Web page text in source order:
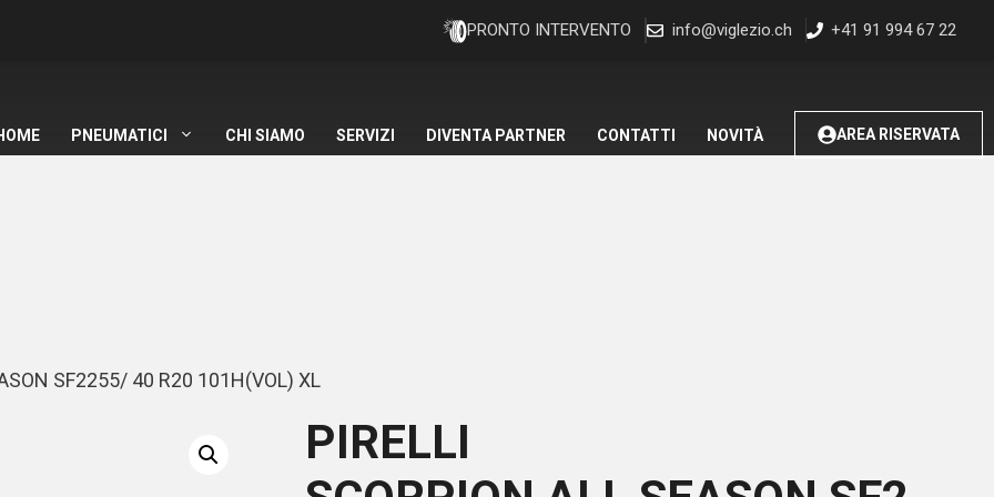
PRONTO INTERVENTO info@viglezio.ch +41 91 994 67 22
PNEUMATICI CHI SIAMO SERVIZI DIVENTA PARTNER CONTATTI NOVITÀ AREA RISERVATA
SF2255/ 40 R20 101H(VOL) XL
PIRELLI